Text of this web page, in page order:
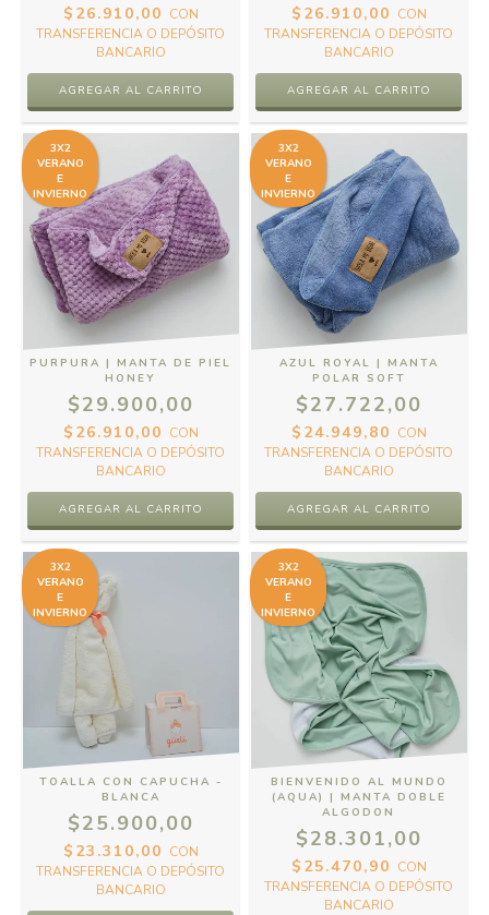
$26.910,00 CON
TRANSFERENCIA O DEPÓSITO
BANCARIO
$26.910,00 CON
TRANSFERENCIA O DEPÓSITO
BANCARIO
3X2
VERANO
E
INVIERNO
PURPURA | MANTA DE PIEL
HONEY
$29.900,00
$26.910,00 CON
TRANSFERENCIA O DEPÓSITO
BANCARIO
3X2
VERANO
E
INVIERNO
AZUL ROYAL | MANTA
POLAR SOFT
$27.722,00
$24.949,80 CON
TRANSFERENCIA O DEPÓSITO
BANCARIO
3X2
VERANO
E
INVIERNO
TOALLA CON CAPUCHA -
BLANCA
$25.900,00
$23.310,00 CON
TRANSFERENCIA O DEPÓSITO
BANCARIO
3X2
VERANO
E
INVIERNO
BIENVENIDO AL MUNDO
(AQUA) | MANTA DOBLE
ALGODON
$28.301,00
$25.470,90 CON
TRANSFERENCIA O DEPÓSITO
BANCARIO